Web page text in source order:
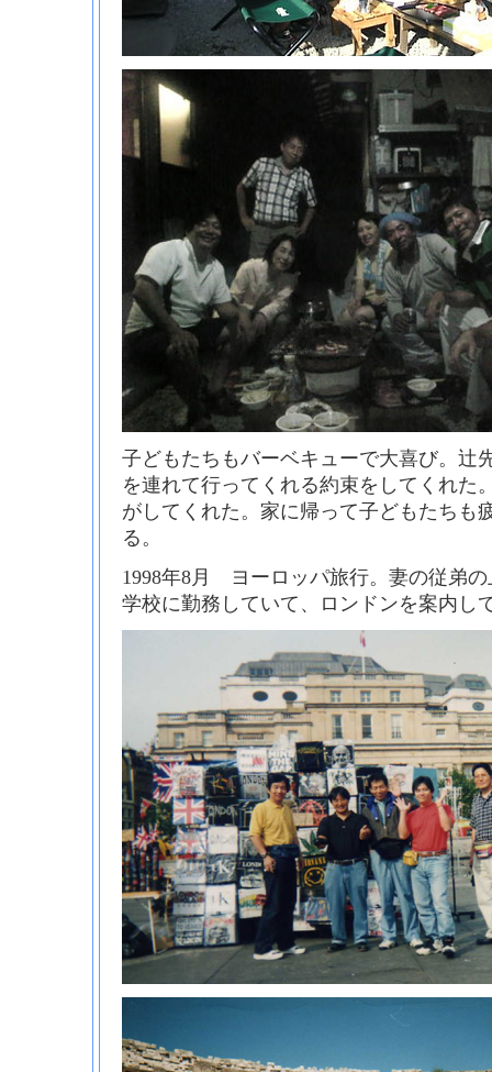
子どもたちもバーベキューで大喜び。辻
を連れて行ってくれる約束をしてくれた
がしてくれた。家に帰って子どもたちも
る。
1998年8月 ヨーロッパ旅行。妻の従弟
学校に勤務していて、ロンドンを案内し